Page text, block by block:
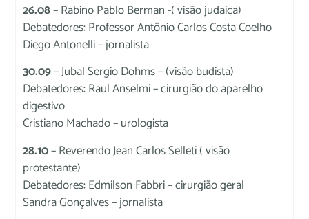
26.08– Rabino Pablo Berman -( visão judaica)
Debatedores: Professor Antônio Carlos Costa Coelho
Diego Antonelli – jornalista
30.09– Jubal Sergio Dohms – (visão budista)
Debatedores: Raul Anselmi – cirurgião do aparelho
digestivo
Cristiano Machado – urologista
28.10– Reverendo Jean Carlos Selleti ( visão
protestante)
Debatedores: Edmilson Fabbri – cirurgião geral
Sandra Gonçalves – jornalista